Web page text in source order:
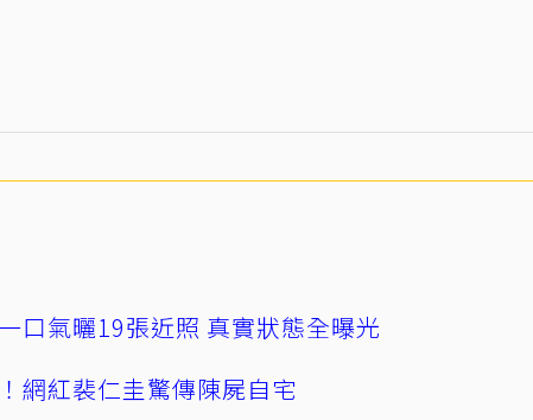
口氣曬19張近照 真實狀態全曝光
網紅裴仁圭驚傳陳屍自宅